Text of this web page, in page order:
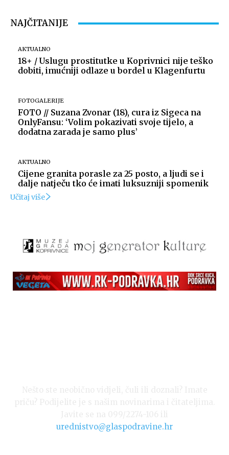
NAJČITANIJE
AKTUALNO
18+ / Uslugu prostitutke u Koprivnici nije teško
dobiti, imućniji odlaze u bordel u Klagenfurtu
FOTOGALERIJE
FOTO // Suzana Zvonar (18), cura iz Sigeca na
OnlyFansu: ‘Volim pokazivati svoje tijelo, a
dodatna zarada je samo plus’
AKTUALNO
Cijene granita porasle za 25 posto, a ljudi se i
dalje natječu tko će imati luksuzniji spomenik
Učitaj više
urednistvo@glaspodravine.hr